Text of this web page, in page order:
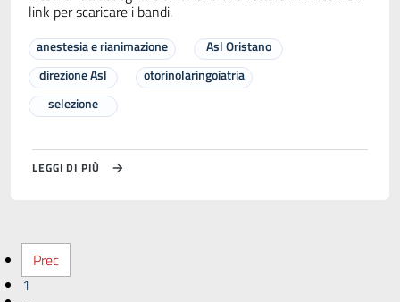
link per scaricare i bandi.
anestesia e rianimazione
Asl Oristano
direzione Asl
otorinolaringoiatria
selezione
LEGGI DI PIÙ
Prec
1